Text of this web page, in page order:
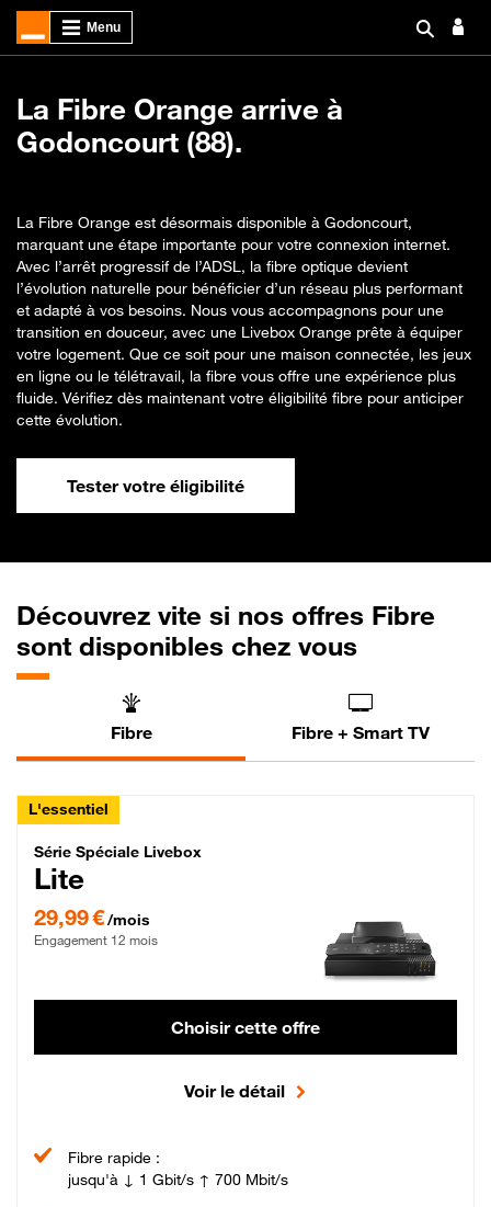
La Fibre Orange arrive à
Godoncourt (88).
La Fibre Orange est désormais disponible à Godoncourt,
marquant une étape importante pour votre connexion internet.
Avec l’arrêt progressif de l’ADSL, la fibre optique devient
l’évolution naturelle pour bénéficier d’un réseau plus performant
et adapté à vos besoins. Nous vous accompagnons pour une
transition en douceur, avec une Livebox Orange prête à équiper
votre logement. Que ce soit pour une maison connectée, les jeux
en ligne ou le télétravail, la fibre vous offre une expérience plus
fluide. Vérifiez dès maintenant votre éligibilité fibre pour anticiper
cette évolution.
Tester votre éligibilité
Découvrez vite si nos offres Fibre
sont disponibles chez vous
Fibre Fibre + Smart TV
L'essentiel
Série Spéciale Livebox Lite Fibre
Série Spéciale Livebox
Lite
29,99 €/mois
Engagement 12 mois
Choisir cette offre
Voir le détail
Fibre rapide :
jusqu'à ↓ 1 Gbit/s ↑ 700 Mbit/s